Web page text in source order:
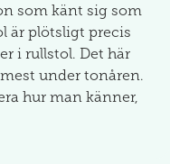
som känt sig som
är plötsligt precis
i rullstol. Det här
under tonåren.
hur man känner,